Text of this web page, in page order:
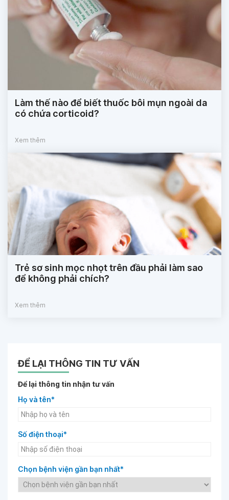
Làm thế nào để biết thuốc bôi mụn ngoài da
có chứa corticoid?
Xem thêm
Trẻ sơ sinh mọc nhọt trên đầu phải làm sao
để không phải chích?
Xem thêm
ĐỂ LẠI THÔNG TIN TƯ VẤN
Để lại thông tin nhận tư vấn
Họ và tên*
Số điện thoại*
Chọn bệnh viện gần bạn nhất*